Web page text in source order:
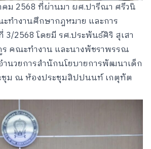
คม 2568 ที่ผ่านมา ผศ.ปารีณา ศรีวนิ
ทำงานศึกษากฎหมาย และการ
2568 โดยมี รศ.ประพันธ์ศิริ สุเสา
ร คณะทำงาน และนางพัชราพรรณ
นวยการสำนักนโยบายการพัฒนาเด็ก
ชุม ณ ห้องประชุมสิปปนนท์ เกตุทัต